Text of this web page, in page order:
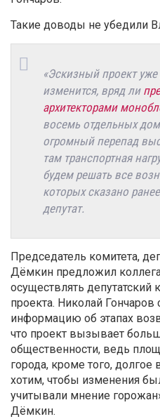
Такие доводы не убедили
«Эскизный проект
изменится, вряд ли
архитекторами
восемь отдельных
огромный перепад
там транспортная
будем решать все
которых сказано
депутат.
Председатель комитета,
Дёмкин предложил
осуществлять депутатский
проекта. Николай Гончаров
информацию об этапах
что проект вызывает
общественности, ведь
города, кроме того,
хотим, чтобы изменения
учитывали мнение
Дёмкин.